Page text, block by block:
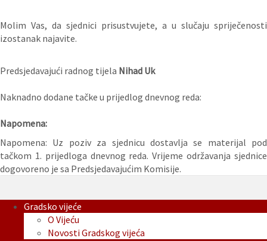
Molim Vas, da sjednici prisustvujete, a u slučaju spriječenosti
izostanak najavite.
Predsjedavajući radnog tijela Nihad Uk
Naknadno dodane tačke u prijedlog dnevnog reda:
Napomena:
Napomena: Uz poziv za sjednicu dostavlja se materijal pod
tačkom 1. prijedloga dnevnog reda. Vrijeme održavanja sjednice
dogovoreno je sa Predsjedavajućim Komisije.
Gradsko vijeće
O Vijeću
Novosti Gradskog vijeća